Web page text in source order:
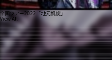
全国ツアー2022「地元凱旋」
View All